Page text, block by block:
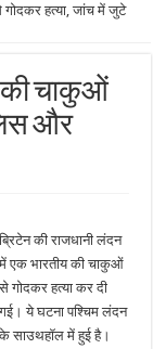
हत्या, जांच में जुटे
की चाकुओं
और
ब्रिटेन की राजधानी लंदन
में एक भारतीय की चाकुओं
से गोदकर हत्या कर दी
गई। ये घटना पश्चिम लंदन
के साउथहॉल में हुई है।